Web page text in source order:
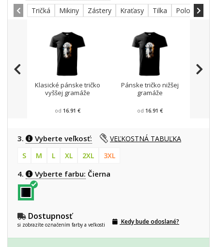
Tričká Mikiny Zástery Kraťasy Tilka Polokošele
Klasické pánske tričko
vyššej gramáže
od 16.91 €
Pánske tričko nižšej
gramáže
od 16.91 €
3. Vyberte veľkosť:
VEĽKOSTNÁ TABUĽKA
S
M L XL 2XL 3XL
4. Vyberte farbu: Čierna
Dostupnosť
si zobrazíte označením farby a veľkosti Kedy bude odoslané?